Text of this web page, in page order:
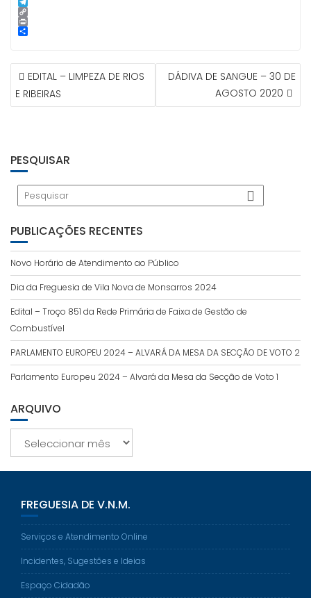
e
r
e
d
I
t
e
r
n
e
k
y
p
T
e
l
m
C
o
n
k
P
e
NAVEGAÇÃO
DE
ARTIGOS
EDITAL – LIMPEZA DE RIOS
E RIBEIRAS
DÁDIVA DE SANGUE – 30 DE
AGOSTO 2020
PESQUISAR
PUBLICAÇÕES RECENTES
Novo Horário de Atendimento ao Público
Dia da Freguesia de Vila Nova de Monsarros 2024
Edital – Troço 851 da Rede Primária de Faixa de Gestão de
Combustível
PARLAMENTO EUROPEU 2024 – ALVARÁ DA MESA DA SECÇÃO DE VOTO 2
Parlamento Europeu 2024 – Alvará da Mesa da Secção de Voto 1
ARQUIVO
FREGUESIA DE V.N.M.
Serviços e Atendimento Online
Incidentes, Sugestões e Ideias
Espaço Cidadão